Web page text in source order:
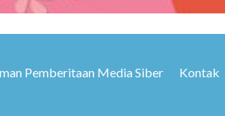
Pemberitaan Media Siber Kontak